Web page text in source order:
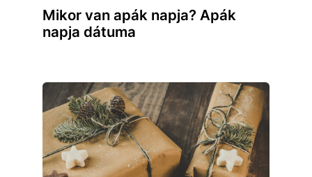
Mikor van apák napja? Apák
napja dátuma